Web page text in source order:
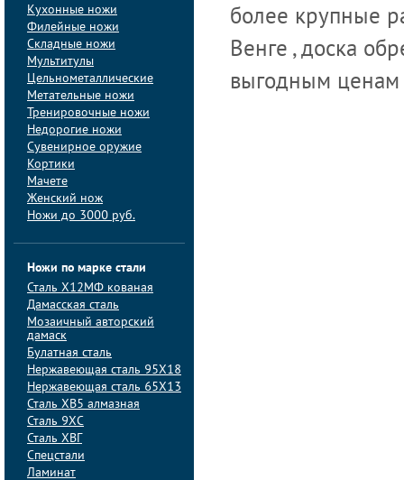
Кухонные ножи
Филейные ножи
Складные ножи
Мультитулы
Цельнометаллические
Метательные ножи
Тренировочные ножи
Недорогие ножи
Сувенирное оружие
Кортики
Мачете
Женский нож
Ножи до 3000 руб.
Ножи по марке стали
Сталь Х12МФ кованая
Дамасская сталь
Мозаичный авторский
дамаск
Булатная сталь
Нержавеющая сталь 95Х18
Нержавеющая сталь 65Х13
Сталь ХВ5 алмазная
Сталь 9ХС
Сталь ХВГ
Спецстали
Ламинат
более крупные
Венге , доска
выгодным ценам